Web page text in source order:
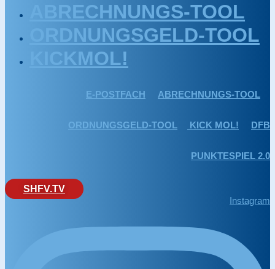
ABRECHNUNGS-TOOL
ORDNUNGSGELD-TOOL
KICKMOL!
E-POSTFACH ABRECHNUNGS-TOOL
ORDNUNGSGELD-TOOL KICK MOL! DFB
PUNKTESPIEL 2.0
SHFV.TV
Instagram